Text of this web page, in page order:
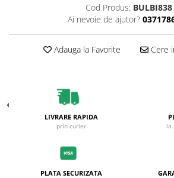
Cod Produs: BULBI838
Ai nevoie de ajutor?
Adauga la Favorite Cere
LIVRARE RAPIDA
prin curier la
PLATA SECURIZATA